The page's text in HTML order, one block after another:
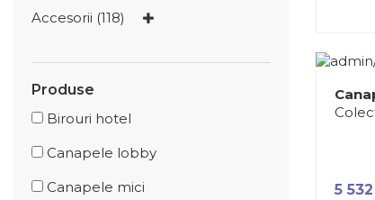
Accesorii (118)
Produse
Birouri hotel
Canapele lobby
Canapele mici
5 532